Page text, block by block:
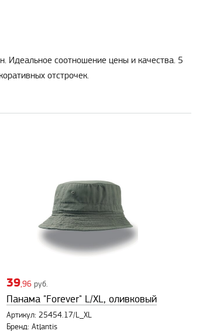
Идеальное соотношение цены и качества. 5
отстрочек.
39,96 руб.
Панама "Forever" L/XL, оливковый
Артикул: 25454.17/L_XL
Бренд: Atlantis